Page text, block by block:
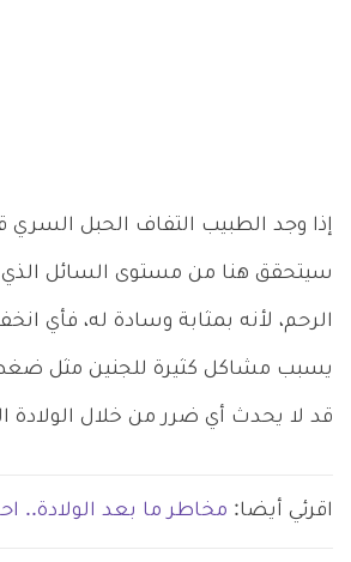
إذا وجد الطبيب التفاف الحبل السري
سيتحقق هنا من مستوى السائل الذي
الرحم، لأنه بمثابة وسادة له، فأي
يسبب مشاكل كثيرة للجنين مثل
قد لا يحدث أي ضرر من خلال الولادة
اقرئي أيضا: مخاطر ما بعد الولادة..